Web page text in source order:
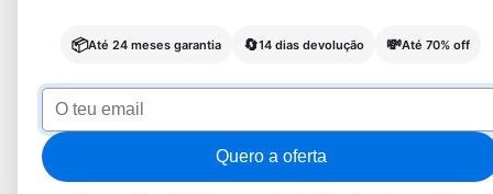
📦Até 24 meses garantia 🔄14 dias devolução 💸Até 70% off
Quero a oferta